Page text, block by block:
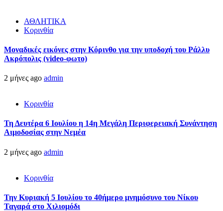
ΑΘΛΗΤΙΚΑ
Κορινθία
Μοναδικές εικόνες στην Κόρινθο για την υποδοχή του Ράλλυ
Ακρόπολις (video-φωτο)
2 μήνες ago admin
Κορινθία
Τη Δευτέρα 6 Ιουλίου η 14η Μεγάλη Περιφερειακή Συνάντηση
Αιμοδοσίας στην Νεμέα
2 μήνες ago admin
Κορινθία
Την Κυριακή 5 Ιουλίου το 40ήμερο μνημόσυνο του Νίκου
Ταγαρά στο Χιλιομόδι